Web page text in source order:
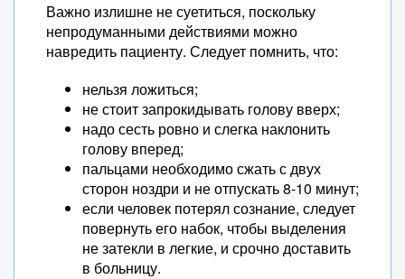
Важно излишне не суетиться, поскольку
непродуманными действиями можно
навредить пациенту. Следует помнить, что:
нельзя ложиться;
не стоит запрокидывать голову вверх;
надо сесть ровно и слегка наклонить
голову вперед;
пальцами необходимо сжать с двух
сторон ноздри и не отпускать 8-10 минут;
если человек потерял сознание, следует
повернуть его набок, чтобы выделения
не затекли в легкие, и срочно доставить
в больницу.